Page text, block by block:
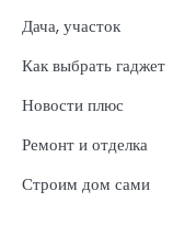
Дача, участок
Как выбрать гаджет
Новости плюс
Ремонт и отделка
Строим дом сами